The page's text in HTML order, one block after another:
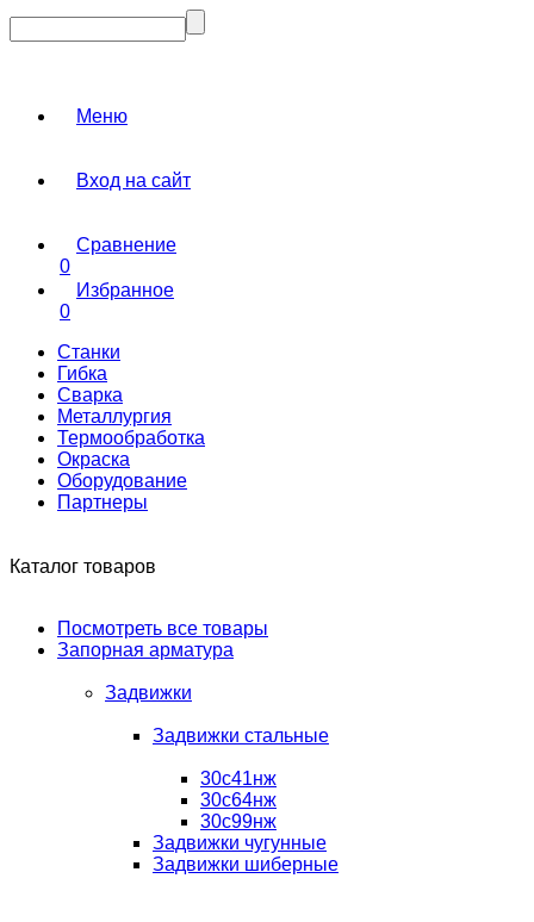
Меню
Вход на сайт
Сравнение
0
Избранное
0
Станки
Гибка
Сварка
Металлургия
Термообработка
Окраска
Оборудование
Партнеры
Каталог товаров
Посмотреть все товары
Запорная арматура
Задвижки
Задвижки стальные
30с41нж
30с64нж
30с99нж
Задвижки чугунные
Задвижки шиберные